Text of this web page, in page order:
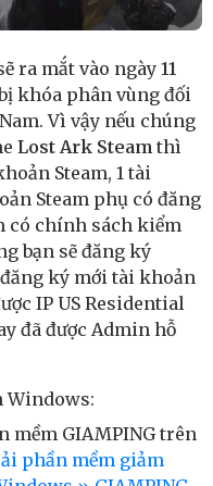
ra mắt vào ngày 11
khóa phân vùng đối
Vì vậy nếu chúng
Lost Ark Steam thì
Steam, 1 tài
Steam phụ có đăng
có chính sách kiểm
bạn sẽ đăng ký
ký mới tài khoản
IP US Residential
đã được Admin hỗ
Windows:
mềm GIAMPING trên
phần mềm giảm